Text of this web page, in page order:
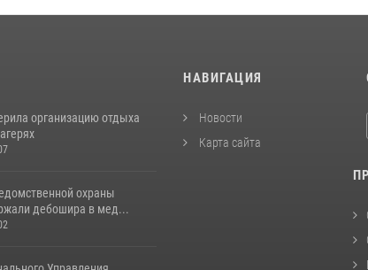
организацию отдыха
охраны
дебошира в мед...
НАВИГАЦИЯ
Новости
Карта сайта